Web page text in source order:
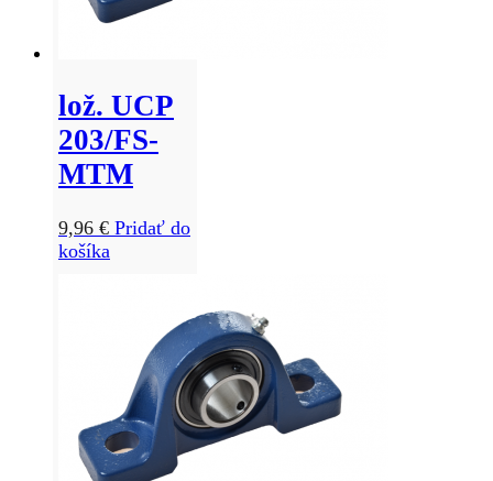
lož. UCP
203/FS-
MTM
9,96 € Pridať do
košíka